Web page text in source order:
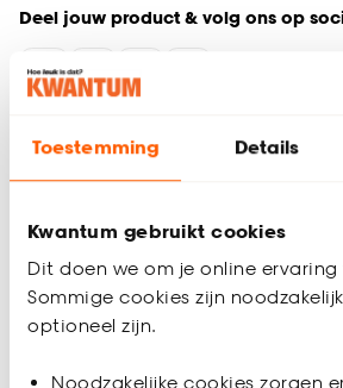
Toestemming Details
Kwantum gebruikt cookies
Dit doen we om je online
Sommige cookies zijn
optioneel zijn.
Noodzakelijke cookies zorgen
Deel jouw product & volg ons op
Productomschrijving
Gemaakt van polypropyleen
Vrolijk smiley/boemen dessin
Buitenkleed Mona is een vrolijk
buitenruimte. Door de blauwe en roze
uitstraling. Perfect voor de